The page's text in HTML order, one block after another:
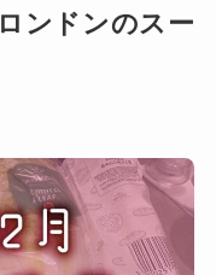
ンドンのスー